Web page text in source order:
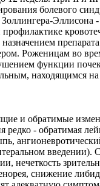
болевого
Эллисона
Роженицам во
функции
находящимся
и обратимые
- обратимая
нечеткость
снижение